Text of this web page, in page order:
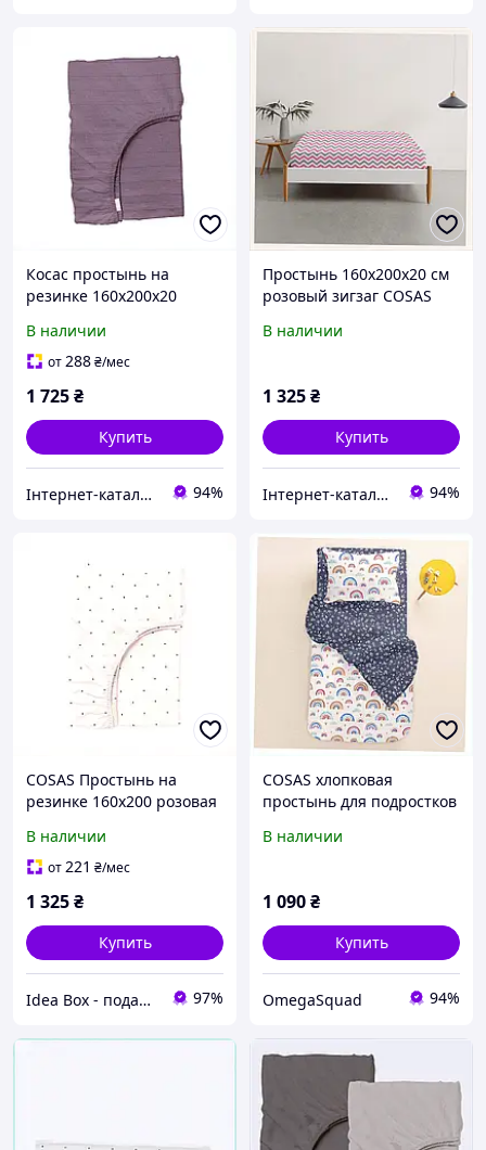
Косас простынь на
резинке 160х200х20
В наличии
от288₴/мес
1 725₴
Купить
Інтернет-каталог знижок "MODNO" 94%
Простынь 160х200х20 см
розовый зигзаг COSAS
В наличии
1 325₴
Купить
Інтернет-каталог знижок "MODNO" 94%
COSAS Простынь на
резинке 160х200 розовая
85C6460MC3
В наличии
от221 ₴/мес
1 325₴
Купить
Idea Box - подарки для всей семьи 97%
COSAS хлопковая
простынь для подростков
T769P2504K
В наличии
1 090₴
Купить
OmegaSquad 94%